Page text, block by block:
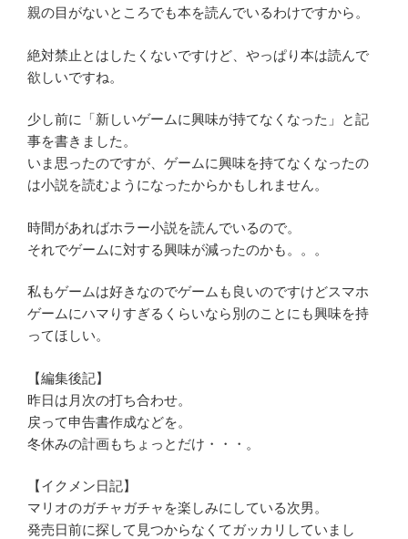
親の目がないところでも本を読んでいるわけですから。
絶対禁止とはしたくないですけど、やっぱり本は読んで
欲しいですね。
少し前に「新しいゲームに興味が持てなくなった」と記
事を書きました。
いま思ったのですが、ゲームに興味を持てなくなったの
は小説を読むようになったからかもしれません。
時間があればホラー小説を読んでいるので。
それでゲームに対する興味が減ったのかも。。。
私もゲームは好きなのでゲームも良いのですけどスマホ
ゲームにハマりすぎるくらいなら別のことにも興味を持
ってほしい。
【編集後記】
昨日は月次の打ち合わせ。
戻って申告書作成などを。
冬休みの計画もちょっとだけ・・・。
【イクメン日記】
マリオのガチャガチャを楽しみにしている次男。
発売日前に探して見つからなくてガッカリしていまし